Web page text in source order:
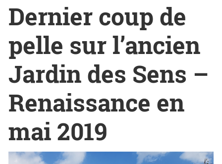
Dernier coup de
pelle sur l’ancien
Jardin des Sens –
Renaissance en
mai 2019